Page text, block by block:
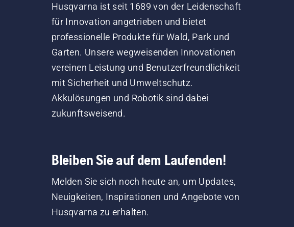
Husqvarna ist seit 1689 von der Leidenschaft
für Innovation angetrieben und bietet
professionelle Produkte für Wald, Park und
Garten. Unsere wegweisenden Innovationen
vereinen Leistung und Benutzerfreundlichkeit
mit Sicherheit und Umweltschutz.
Akkulösungen und Robotik sind dabei
zukunftsweisend.
Bleiben Sie auf dem Laufenden!
Melden Sie sich noch heute an, um Updates,
Neuigkeiten, Inspirationen und Angebote von
Husqvarna zu erhalten.